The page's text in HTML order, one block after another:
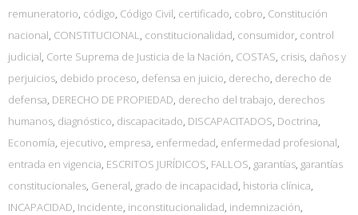
remuneratorio, código, Código Civil, certificado, cobro, Constitución
nacional, CONSTITUCIONAL, constitucionalidad, consumidor, control
judicial, Corte Suprema de Justicia de la Nación, COSTAS, crisis, daños y
perjuicios, debido proceso, defensa en juicio, derecho, derecho de
defensa, DERECHO DE PROPIEDAD, derecho del trabajo, derechos
humanos, diagnóstico, discapacitado, DISCAPACITADOS, Doctrina,
Economía, ejecutivo, empresa, enfermedad, enfermedad profesional,
entrada en vigencia, ESCRITOS JURÍDICOS, FALLOS, garantías, garantías
constitucionales, General, grado de incapacidad, historia clínica,
INCAPACIDAD, Incidente, inconstitucionalidad, indemnización,